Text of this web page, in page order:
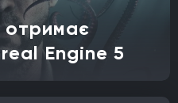
отримає
Engine 5